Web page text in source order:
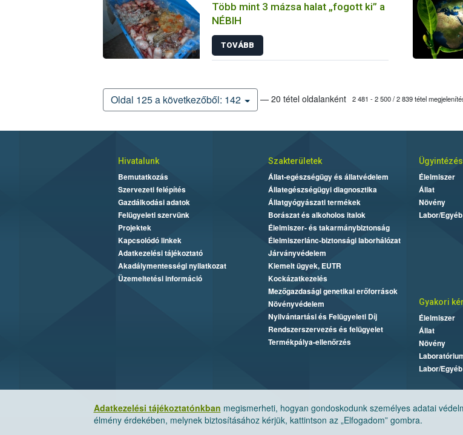
Több mint 3 mázsa halat „fogott ki” a
NÉBIH
TOVÁBB
Oldal 125 a következőből: 142 — 20 tétel oldalanként 2 481 - 2 500 / 2 839 tétel
Adatkezelési tájékoztatónkban megismerheti, hogyan gondoskodunk személyes adatai
élmény érdekében, melynek biztosításához kérjük, kattintson az „Elfogadom” gombra.
Hivatalunk
Bemutatkozás
Szervezeti felépítés
Gazdálkodási adatok
Felügyeleti szervünk
Projektek
Kapcsolódó linkek
Adatkezelési tájékoztató
Akadálymentességi nyilatkozat
Üzemeltetési információ
Szakterületek
Állat-egészségügy és állatvédelem
Állategészségügyi diagnosztika
Állatgyógyászati termékek
Borászat és alkoholos italok
Élelmiszer- és takarmánybiztonság
Élelmiszerlánc-biztonsági laborhálózat
Járványvédelem
Kiemelt ügyek, EUTR
Kockázatkezelés
Mezőgazdasági genetikai erőforrások
Növényvédelem
Nyilvántartási és Felügyeleti Díj
Rendszerszervezés és felügyelet
Termékpálya-ellenőrzés
Ügyintézés
Élelmiszer
Állat
Növény
Labor/Egyéb
Gyakori
Élelmiszer
Állat
Növény
Labor/Egyéb